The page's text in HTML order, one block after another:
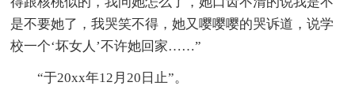
是不要她了，我哭笑不得，她又嘤嘤嘤的哭诉道，说学
校一个‘坏女人’不许她回家……”
“于20xx年12月20日止”。